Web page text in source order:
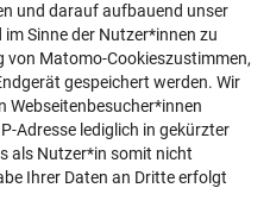
direkt in Ihr Mailpostfach oder
an.
und darauf aufbauend unser
Sinne der Nutzer*innen zu
von Matomo-Cookieszustimmen,
gespeichert werden. Wir
Webseitenbesucher*innen
Adresse lediglich in gekürzter
als Nutzer*in somit nicht
Ihrer Daten an Dritte erfolgt